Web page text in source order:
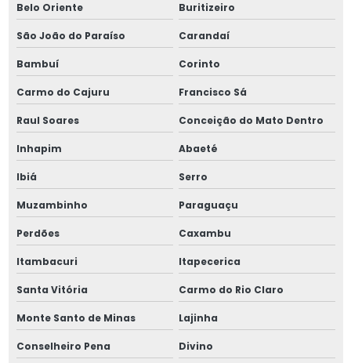
Porca km inox
Porca km m16
Porca km m20
Porca km m28
Porca km m30
Porca km m35
Porca km m55
Porca km m80
Belo Oriente Buritizeiro
São João do Paraíso Carandaí
Bambuí Corinto
Carmo do Cajuru Francisco Sá
Raul Soares Conceição do Mato Dentro
Inhapim Abaeté
Ibiá Serro
Muzambinho Paraguaçu
Perdões Caxambu
Itambacuri Itapecerica
Santa Vitória Carmo do Rio Claro
Monte Santo de Minas Lajinha
Conselheiro Pena Divino